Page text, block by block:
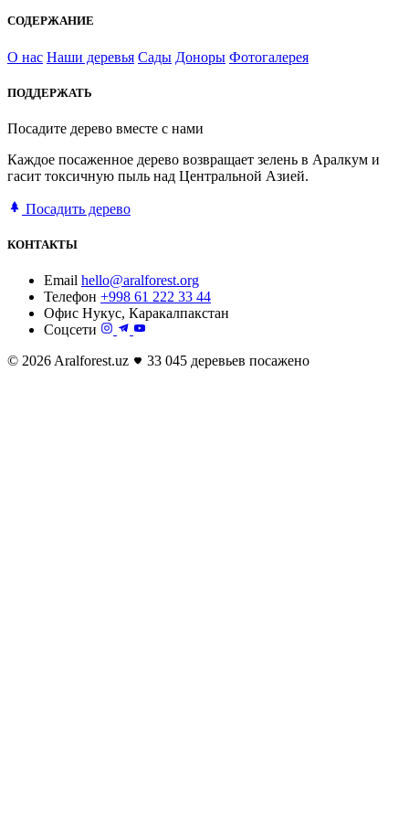
СОДЕРЖАНИЕ
О нас Наши деревья Сады Доноры Фотогалерея
ПОДДЕРЖАТЬ
Посадите дерево вместе с нами
Каждое посаженное дерево возвращает зелень в Аралкум и
гасит токсичную пыль над Центральной Азией.
Посадить дерево
КОНТАКТЫ
Email hello@aralforest.org
Телефон +998 61 222 33 44
Офис Нукус, Каракалпакстан
Соцсети
© 2026 Aralforest.uz
33 045 деревьев посажено